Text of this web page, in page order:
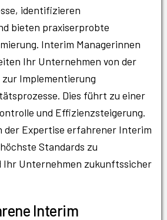
identifizieren
bieten praxiserprobte
Interim Managerinnen
Ihr Unternehmen von der
Implementierung
Dies führt zu einer
und Effizienzsteigerung.
der Expertise erfahrener Interim
Standards zu
Ihr Unternehmen zukunftssicher
Interim